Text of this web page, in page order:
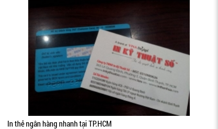
In thẻ ngân hàng nhanh tại TP.HCM